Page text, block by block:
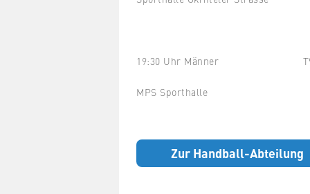
19:30 Uhr Männer TV
MPS Sporthalle
Zur Handball-Abteilung